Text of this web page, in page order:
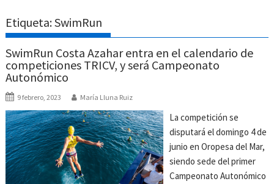
Etiqueta:SwimRun
SwimRun Costa Azahar entra en el calendario de
competiciones TRICV, y será Campeonato
Autonómico
9 febrero, 2023 María Lluna Ruiz
La competición se
disputará el domingo 4 de
junio en Oropesa del Mar,
siendo sede del primer
Campeonato Autonómico